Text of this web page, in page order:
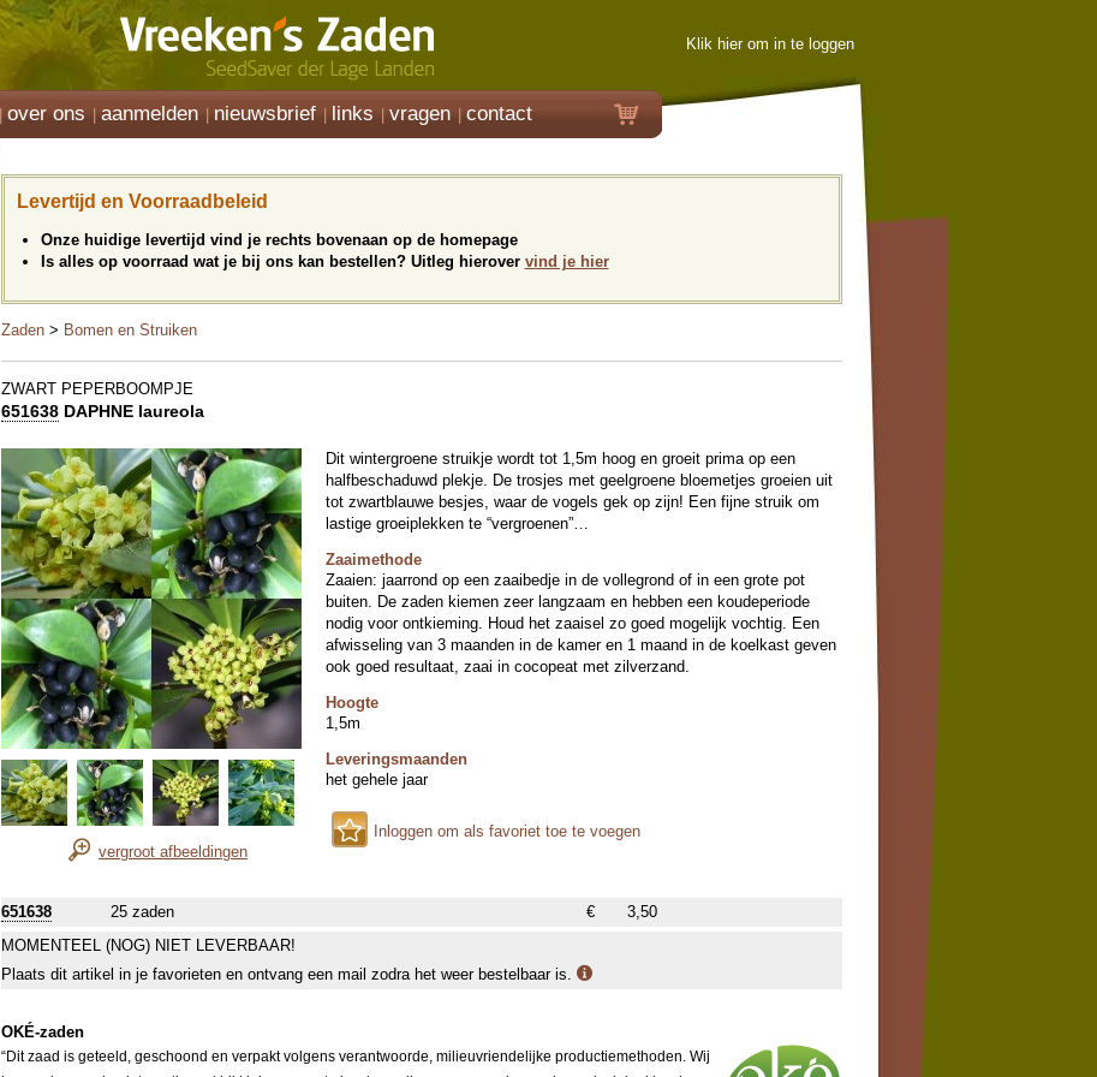
Klik hier om in te loggen
over ons aanmelden nieuwsbrief links vragen contact
Levertijd en Voorraadbeleid
Onze huidige levertijd vind je rechts bovenaan op de homepage
Is alles op voorraad wat je bij ons kan bestellen? Uitleg hierover vind je hier
Zaden > Bomen en Struiken
ZWART PEPERBOOMPJE
651638 DAPHNE laureola
vergroot afbeeldingen
Dit wintergroene struikje wordt tot 1,5m hoog en groeit prima op een
halfbeschaduwd plekje. De trosjes met geelgroene bloemetjes groeien uit
tot zwartblauwe besjes, waar de vogels gek op zijn! Een fijne struik om
lastige groeiplekken te “vergroenen”…
Zaaimethode
Zaaien: jaarrond op een zaaibedje in de vollegrond of in een grote pot
buiten. De zaden kiemen zeer langzaam en hebben een koudeperiode
nodig voor ontkieming. Houd het zaaisel zo goed mogelijk vochtig. Een
afwisseling van 3 maanden in de kamer en 1 maand in de koelkast geven
ook goed resultaat, zaai in cocopeat met zilverzand.
Hoogte
1,5m
Leveringsmaanden
het gehele jaar
Inloggen om als favoriet toe te voegen
651638 25 zaden €
3,50
MOMENTEEL (NOG) NIET LEVERBAAR!
Plaats dit artikel in je favorieten en ontvang een mail zodra het weer bestelbaar is.
OKÉ-zaden
“Dit zaad is geteeld, geschoond en verpakt volgens verantwoorde, milieuvriendelijke productiemethoden. Wij